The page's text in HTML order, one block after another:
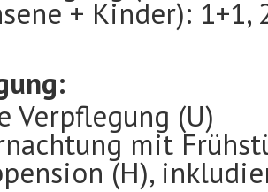
+ Kinder): 1+1,
Verpflegung (U)
mit
(H),